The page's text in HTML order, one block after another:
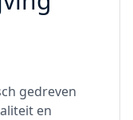
gedreven
en